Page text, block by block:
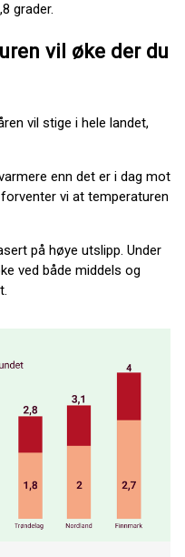
grader.
vil øke der du
vil stige i hele landet,
enn det er i dag mot
vi at temperaturen
på høye utslipp. Under
ved både middels og